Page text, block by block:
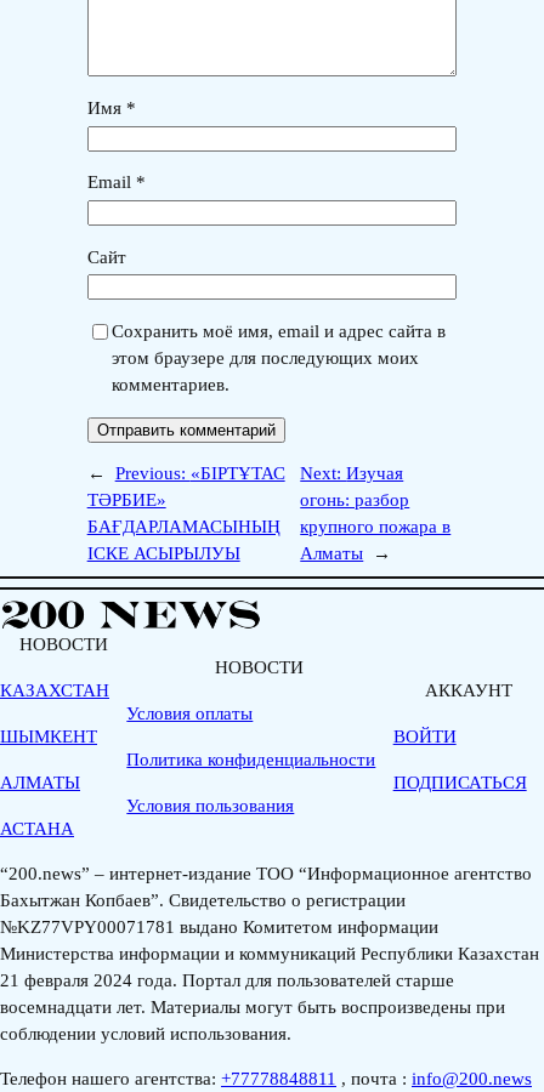
Имя *
Email *
Сайт
Сохранить моё имя, email и адрес сайта в
этом браузере для последующих моих
комментариев.
← Previous: «БІРТҰТАС
ТӘРБИЕ»
БАҒДАРЛАМАСЫНЫҢ
ІСКЕ АСЫРЫЛУЫ
Next:Изучая
огонь: разбор
крупного пожара в
Алматы
→
НОВОСТИ
КАЗАХСТАН
ШЫМКЕНТ
АЛМАТЫ
АСТАНА
НОВОСТИ
Условия оплаты
Политика конфиденциальности
Условия пользования
АККАУНТ
ВОЙТИ
ПОДПИСАТЬСЯ
“200.news” – интернет-издание ТОО “Информационное агентство
Бахытжан Копбаев”. Свидетельство о регистрации
№KZ77VPY00071781 выдано Комитетом информации
Министерства информации и коммуникаций Республики Казахстан
21 февраля 2024 года. Портал для пользователей старше
восемнадцати лет. Материалы могут быть воспроизведены при
соблюдении условий использования.
Телефон нашего агентства: +77778848811 , почта : info@200.news